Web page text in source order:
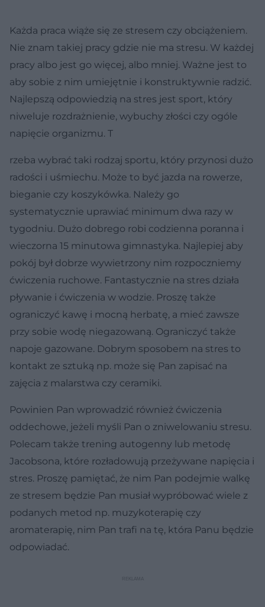
Każda praca wiąże się ze stresem czy obciążeniem.
Nie znam takiej pracy gdzie nie ma stresu. W każdej
pracy albo jest go więcej, albo mniej. Ważne jest to
aby sobie z nim umiejętnie i konstruktywnie radzić.
Najlepszą odpowiedzią na stres jest sport, który
niweluje rozdrażnienie, wybuchy złości czy ogóle
napięcie organizmu. T
rzeba wybrać taki rodzaj sportu, który przynosi dużo
radości i uśmiechu. Może to być jazda na rowerze,
bieganie czy koszykówka. Należy go
systematycznie uprawiać minimum dwa razy w
tygodniu. Dużo dobrego robi codzienna poranna i
wieczorna 15 minutowa gimnastyka. Najlepiej aby
pokój był dobrze wywietrzony nim rozpoczniemy
ćwiczenia ruchowe. Fantastycznie na stres działa
pływanie i ćwiczenia w wodzie. Proszę także
ograniczyć kawę i mocną herbatę, a mieć zawsze
przy sobie wodę niegazowaną. Ograniczyć także
napoje gazowane. Dobrym sposobem na stres to
kontakt ze sztuką np. może się Pan zapisać na
zajęcia z malarstwa czy ceramiki.
Powinien Pan wprowadzić również ćwiczenia
oddechowe, jeżeli myśli Pan o zniwelowaniu stresu.
Polecam także trening autogenny lub metodę
Jacobsona, które rozładowują przeżywane napięcia i
stres. Proszę pamiętać, że nim Pan podejmie walkę
ze stresem będzie Pan musiał wypróbować wiele z
podanych metod np. muzykoterapię czy
aromaterapię, nim Pan trafi na tę, która Panu będzie
odpowiadać.